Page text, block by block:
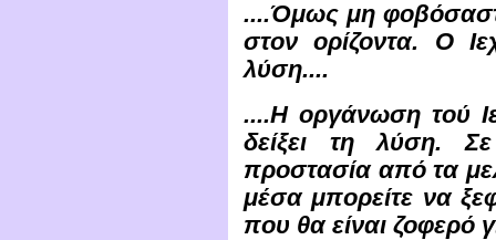
....Όμως μη
στον ορίζοντα. Ο
λύση....
....Η οργάνωση τού
δείξει τη λύση.
προστασία από τα
μέσα μπορείτε να
που θα είναι ζοφερό